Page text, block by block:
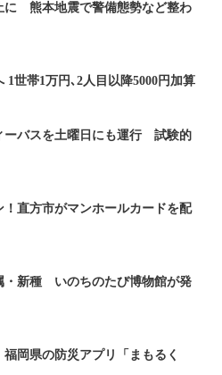
に 熊本地震で警備態勢など整わ
1世帯1万円､2人目以降5000円加算
ーバスを土曜日にも運行 試験的
直方市がマンホールカードを配
・新種 いのちのたび博物館が発
岡県の防災アプリ「まもるく